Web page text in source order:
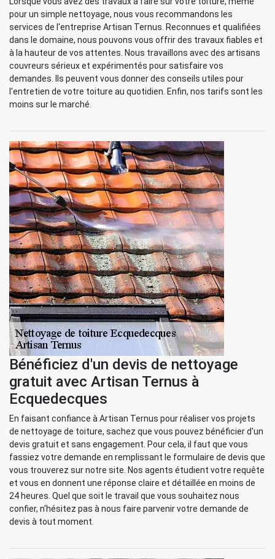
pour un simple nettoyage, nous vous recommandons les
services de l'entreprise Artisan Ternus. Reconnues et qualifiées
dans le domaine, nous pouvons vous offrir des travaux fiables et
à la hauteur de vos attentes. Nous travaillons avec des artisans
couvreurs sérieux et expérimentés pour satisfaire vos
demandes. Ils peuvent vous donner des conseils utiles pour
l'entretien de votre toiture au quotidien. Enfin, nos tarifs sont les
moins sur le marché.
Bénéficiez d'un devis de nettoyage
gratuit avec Artisan Ternus à
Ecquedecques
En faisant confiance à Artisan Ternus pour réaliser vos projets
de nettoyage de toiture, sachez que vous pouvez bénéficier d'un
devis gratuit et sans engagement. Pour cela, il faut que vous
fassiez votre demande en remplissant le formulaire de devis que
vous trouverez sur notre site. Nos agents étudient votre requête
et vous en donnent une réponse claire et détaillée en moins de
24 heures. Quel que soit le travail que vous souhaitez nous
confier, n'hésitez pas à nous faire parvenir votre demande de
devis à tout moment.